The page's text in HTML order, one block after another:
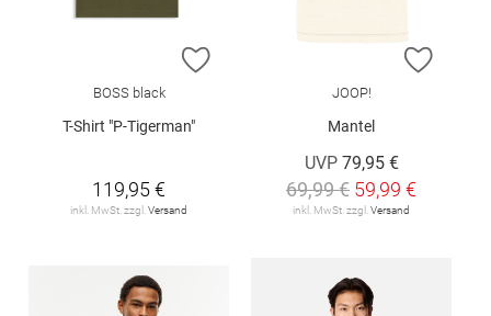
ZUR WUNSCHLISTE HINZUFÜGEN
BOSS black
T-Shirt "P-Tigerman"
119,95 €
inkl. MwSt. zzgl. Versand
ZUR
JOOP!
Mantel
UVP 79,95 €
69,99 € 59,99 €
inkl. MwSt. zzgl. Versand